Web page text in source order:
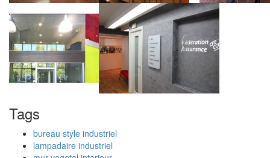
Tags
bureau style industriel
lampadaire industriel